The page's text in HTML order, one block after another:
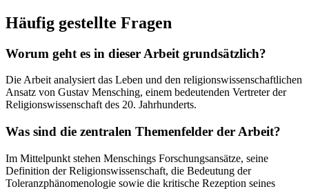
Häufig gestellte Fragen
Worum geht es in dieser Arbeit grundsätzlich?
Die Arbeit analysiert das Leben und den religionswissenschaftlichen
Ansatz von Gustav Mensching, einem bedeutenden Vertreter der
Religionswissenschaft des 20. Jahrhunderts.
Was sind die zentralen Themenfelder der Arbeit?
Im Mittelpunkt stehen Menschings Forschungsansätze, seine
Definition der Religionswissenschaft, die Bedeutung der
Toleranzphänomenologie sowie die kritische Rezeption seines